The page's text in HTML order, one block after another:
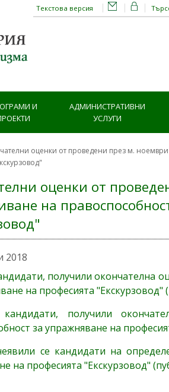
Текстова версия
И
АДМИНИСТРАТИВНИ
УСЛУГИ
оценки от проведени през м.
оценки от
на
2018
получили окончателна
на професията "Екскурзовод"
получили
за упражняване на
се кандидати на
на професията "Екскурзовод"